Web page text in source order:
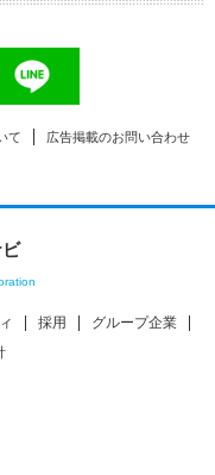
て 広告掲載のお問い合わせ
採用
グループ企業